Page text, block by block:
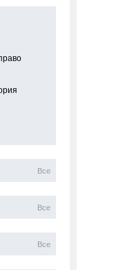
Все
Все
Все